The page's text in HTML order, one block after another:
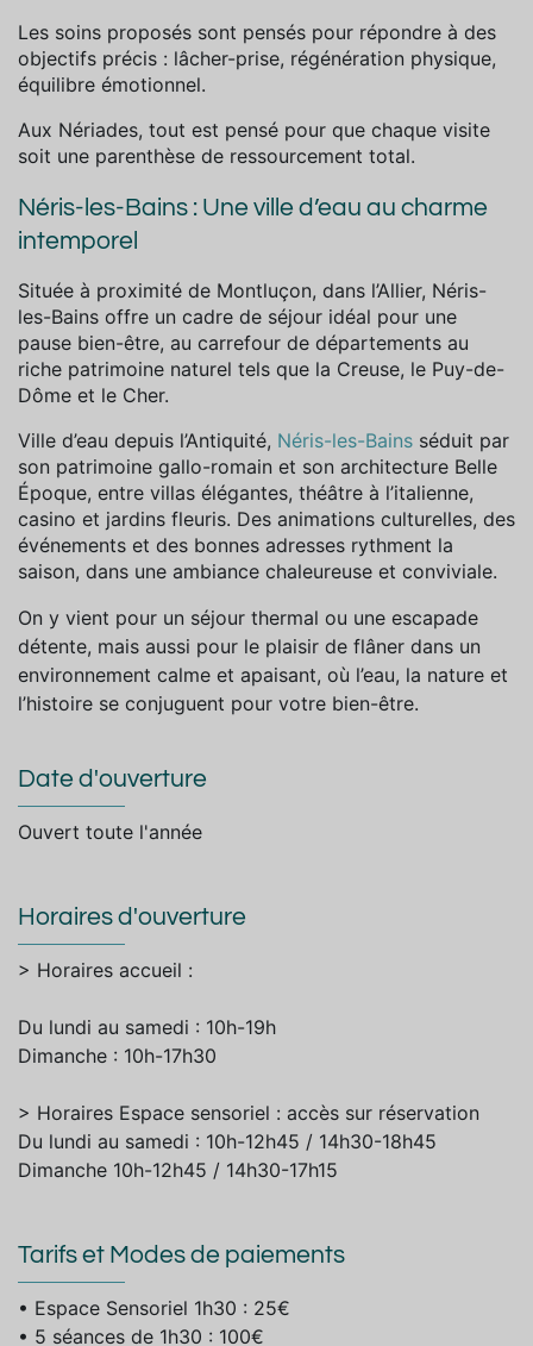
Les soins proposés sont pensés pour répondre à des
objectifs précis : lâcher-prise, régénération physique,
équilibre émotionnel.
Aux Nériades, tout est pensé pour que chaque visite
soit une parenthèse de ressourcement total.
Néris-les-Bains : Une ville d’eau au charme
intemporel
Située à proximité de Montluçon, dans l’Allier, Néris-
les-Bains offre un cadre de séjour idéal pour une
pause bien-être, au carrefour de départements au
riche patrimoine naturel tels que la Creuse, le Puy-de-
Dôme et le Cher.
Ville d’eau depuis l’Antiquité, Néris-les-Bains séduit par
son patrimoine gallo-romain et son architecture Belle
Époque, entre villas élégantes, théâtre à l’italienne,
casino et jardins fleuris. Des animations culturelles, des
événements et des bonnes adresses rythment la
saison, dans une ambiance chaleureuse et conviviale.
On y vient pour un séjour thermal ou une escapade
détente, mais aussi pour le plaisir de flâner dans un
environnement calme et apaisant, où l’eau, la nature et
l’histoire se conjuguent pour votre bien-être.
Date d'ouverture
Ouvert toute l'année
Horaires d'ouverture
> Horaires accueil :
Du lundi au samedi : 10h-19h
Dimanche : 10h-17h30
> Horaires Espace sensoriel : accès sur réservation
Du lundi au samedi : 10h-12h45 / 14h30-18h45
Dimanche 10h-12h45 / 14h30-17h15
Tarifs et Modes de paiements
• Espace Sensoriel 1h30 : 25€
• 5 séances de 1h30 : 100€